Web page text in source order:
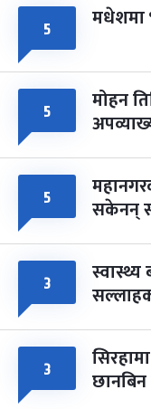
५ मधेशमा
५ मोहन
५ सकेनन्
३ स्वास्थ्य
३